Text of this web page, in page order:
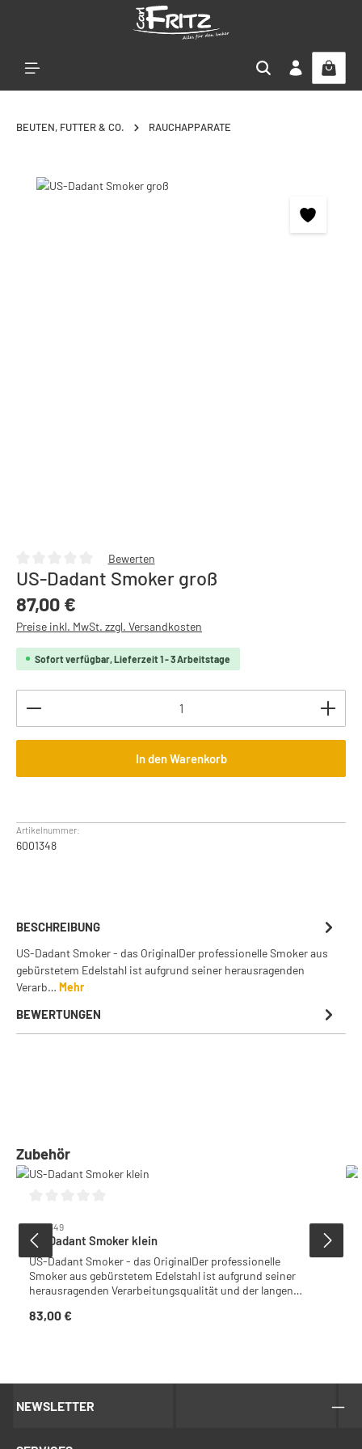
BEUTEN, FUTTER & CO. RAUCHAPPARATE
Bildergalerie überspringen
Durchschnittliche Bewertung von 0 von 5 Sternen
Bewerten
US-Dadant Smoker groß
Regulärer Preis:
87,00 €
Preise inkl. MwSt. zzgl. Versandkosten
Sofort verfügbar, Lieferzeit 1 - 3 Arbeitstage
Produkt Anzahl: Gib den gewünschten Wert ein
In den Warenkorb
Artikelnummer:
6001348
BESCHREIBUNG
US-Dadant Smoker - das OriginalDer professionelle Smoker aus
gebürstetem Edelstahl ist aufgrund seiner herausragenden
Verarb… Mehr
BEWERTUNGEN
Produktgalerie überspringen
Zubehör
6001349
US-Dadant Smoker klein
US-Dadant Smoker - das OriginalDer professionelle
Smoker aus gebürstetem Edelstahl ist aufgrund seiner
herausragenden Verarbeitungsqualität und der langen
Modell Ø 10 cm, ca. 26 cm hoch.
Regulärer Preis:
83,00 €
NEWSLETTER